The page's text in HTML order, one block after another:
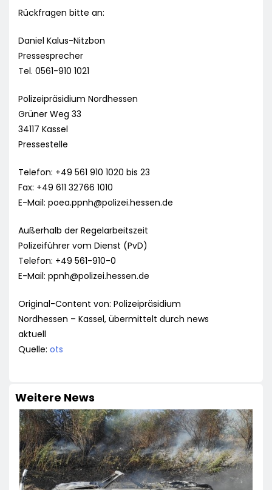
Rückfragen bitte an:
Daniel Kalus-Nitzbon
Pressesprecher
Tel. 0561-910 1021
Polizeipräsidium Nordhessen
Grüner Weg 33
34117 Kassel
Pressestelle
Telefon: +49 561 910 1020 bis 23
Fax: +49 611 32766 1010
E-Mail: poea.ppnh@polizei.hessen.de
Außerhalb der Regelarbeitszeit
Polizeiführer vom Dienst (PvD)
Telefon: +49 561-910-0
E-Mail: ppnh@polizei.hessen.de
Original-Content von: Polizeipräsidium
Nordhessen – Kassel, übermittelt durch news
aktuell
Quelle: ots
Weitere News